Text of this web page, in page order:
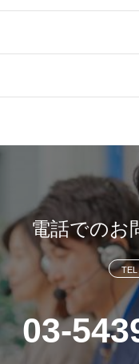
電話でのお
TEL
03-